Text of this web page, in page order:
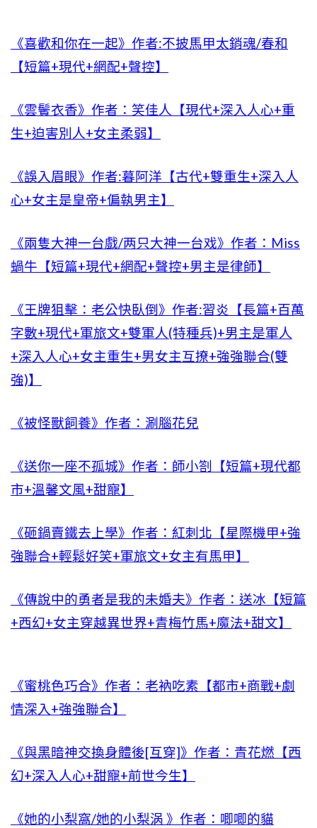
《喜歡和你在一起》作者:不披馬甲太銷魂/春和
【短篇+現代+網配+聲控】
《雲鬢衣香》作者：笑佳人【現代+深入人心+重
生+迫害別人+女主柔弱】
《誤入眉眼》作者:暮阿洋【古代+雙重生+深入人
心+女主是皇帝+偏執男主】
《兩隻大神一台戲/两只大神一台戏》作者：Miss
蝸牛【短篇+現代+網配+聲控+男主是律師】
《王牌狙擊：老公快臥倒》作者:習炎【長篇+百萬
字數+現代+軍旅文+雙軍人(特種兵)+男主是軍人
+深入人心+女主重生+男女主互撩+強強聯合(雙
強)】
《被怪獸飼養》作者：涮腦花兒
《送你一座不孤城》作者：師小劄【短篇+現代都
市+溫馨文風+甜寵】
《砸鍋賣鐵去上學》作者：紅刺北【星際機甲+強
強聯合+輕鬆好笑+軍旅文+女主有馬甲】
《傳說中的勇者是我的未婚夫》作者：送冰【短篇
+西幻+女主穿越異世界+青梅竹馬+魔法+甜文】
《蜜桃色巧合》作者：老衲吃素【都市+商戰+劇
情深入+強強聯合】
《與黑暗神交換身體後[互穿]》作者：青花燃【西
幻+深入人心+甜寵+前世今生】
《她的小梨窩/她的小梨涡 》作者：唧唧的貓